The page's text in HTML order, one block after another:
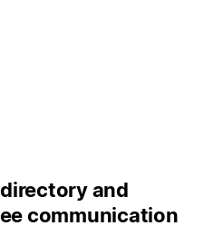
and
communication